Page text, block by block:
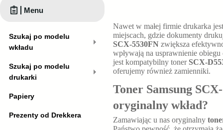
Nawet w małej firmie drukarka
miejscach, gdzie dokumenty
SCX-5530FN zwiększa
wpływają na usprawnienie
jest kompatybilny toner SCX-
oferujemy również zamienniki.
Toner Samsung
oryginalny wkład?
Zamawiając u nas oryginalny
Menu
Szukaj po modelu
wkładu
Szukaj po modelu
drukarki
Papiery
Prezenty od Drekkera